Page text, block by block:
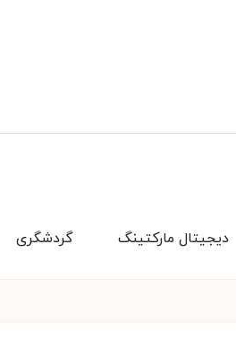
گردشگری دیجیتال مارکتینگ